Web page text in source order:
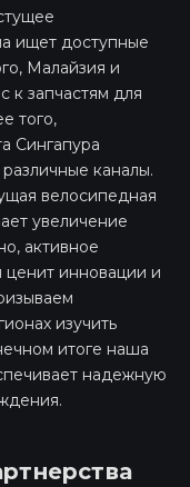
ищет доступные
Малайзия и
к запчастям для
того,
Сингапура
каналы.
велосипедная
увеличение
активное
инновации и
изучить
итоге наша
надежную